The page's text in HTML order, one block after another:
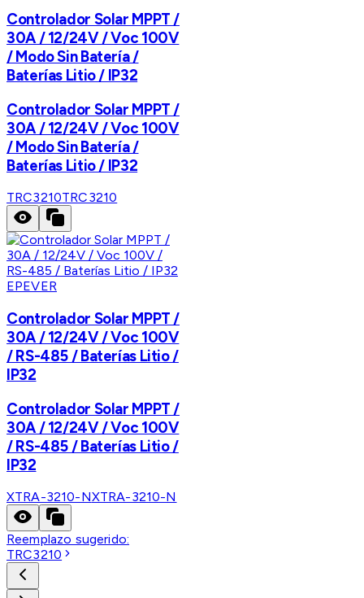
Controlador Solar MPPT /
30A / 12/24V / Voc 100V
/ Modo Sin Batería /
Baterías Litio / IP32
Controlador Solar MPPT /
30A / 12/24V / Voc 100V
/ Modo Sin Batería /
Baterías Litio / IP32
TRC3210TRC3210
EPEVER
Controlador Solar MPPT /
30A / 12/24V / Voc 100V
/ RS-485 / Baterías Litio /
IP32
Controlador Solar MPPT /
30A / 12/24V / Voc 100V
/ RS-485 / Baterías Litio /
IP32
XTRA-3210-NXTRA-3210-N
Reemplazo sugerido:
TRC3210